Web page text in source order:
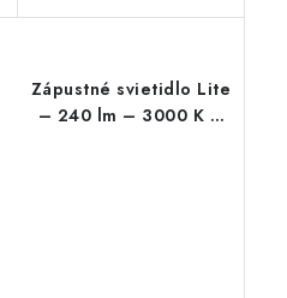
Zápustné svietidlo Lite
– 240 lm – 3000 K –